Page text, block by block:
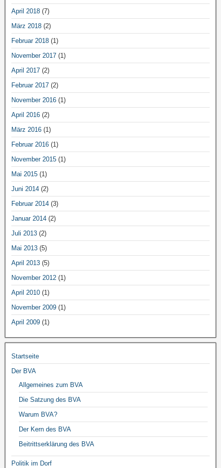
April 2018 (7)
März 2018 (2)
Februar 2018 (1)
November 2017 (1)
April 2017 (2)
Februar 2017 (2)
November 2016 (1)
April 2016 (2)
März 2016 (1)
Februar 2016 (1)
November 2015 (1)
Mai 2015 (1)
Juni 2014 (2)
Februar 2014 (3)
Januar 2014 (2)
Juli 2013 (2)
Mai 2013 (5)
April 2013 (5)
November 2012 (1)
April 2010 (1)
November 2009 (1)
April 2009 (1)
Startseite
Der BVA
Allgemeines zum BVA
Die Satzung des BVA
Warum BVA?
Der Kern des BVA
Beitrittserklärung des BVA
Politik im Dorf